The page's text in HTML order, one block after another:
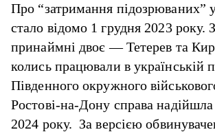
Про “затримання підозрюваних” у
стало відомо 1 грудня 2023 року.
принаймні двоє — Тетерев та
колись працювали в українській
Південного окружного
Ростові-на-Дону справанадійшла
2024 року. За версією